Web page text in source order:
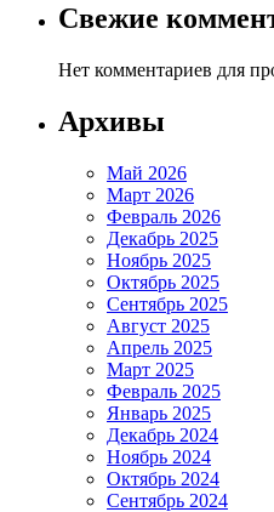
Свежие
Нет комментариев для
Архивы
Май 2026
Март 2026
Февраль 2026
Декабрь 2025
Ноябрь 2025
Октябрь 2025
Сентябрь 2025
Август 2025
Апрель 2025
Март 2025
Февраль 2025
Январь 2025
Декабрь 2024
Ноябрь 2024
Октябрь 2024
Сентябрь 2024